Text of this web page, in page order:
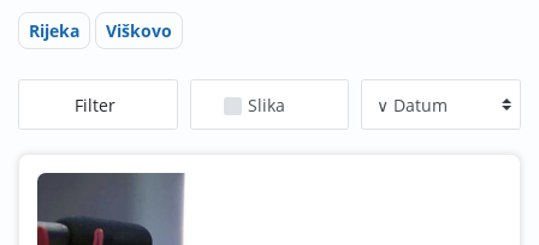
Rijeka Viškovo
Filter Slika